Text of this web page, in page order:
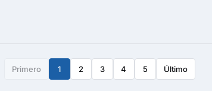
Primero 1 2 3 4 5 Último